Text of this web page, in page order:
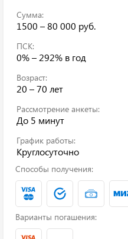
Сумма:
1500 – 80 000 руб.
ПСК:
0% – 292% в год
Возраст:
20 – 70 лет
Рассмотрение анкеты:
До 5 минут
График работы:
Круглосуточно
Способы получения:
Варианты погашения: